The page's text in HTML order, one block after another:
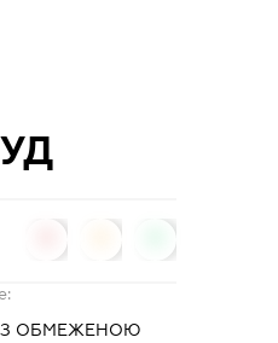
З ОБМЕЖЕНОЮ